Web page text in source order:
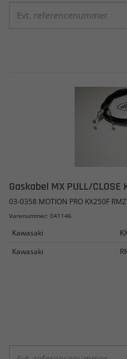
Gaskabel MX PULL/
03-0358 MOTION PRO KX250F
Varenummer: 041146
Kawasaki
Kawasaki